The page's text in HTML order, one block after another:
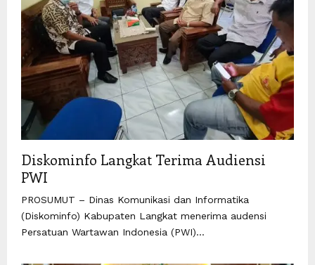
Diskominfo Langkat Terima Audiensi
PWI
PROSUMUT – Dinas Komunikasi dan Informatika
(Diskominfo) Kabupaten Langkat menerima audensi
Persatuan Wartawan Indonesia (PWI)...